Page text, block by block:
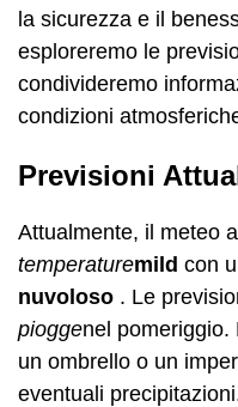
la sicurezza e il
esploreremo le
condivideremo
condizioni
Previsioni
Attualmente, il meteo
temperaturemild con
nuvoloso . Le
pioggenel pomeriggio.
un ombrello o un
eventuali